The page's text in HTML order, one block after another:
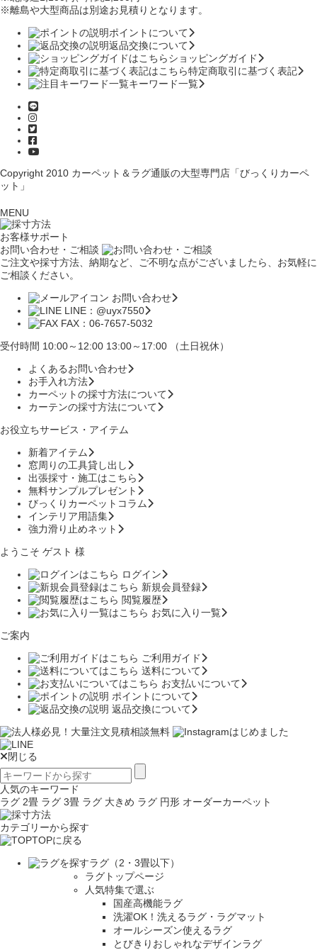
※離島や大型商品は別途お見積りとなります。
ポイントについて
返品交換について
ショッピングガイド
特定商取引に基づく表記
キーワード一覧
Copyright 2010 カーペット＆ラグ通販の大型専門店「びっくりカーペ
ット」
MENU
お客様サポート
お問い合わせ・ご相談
ご注文や採寸方法、納期など、ご不明な点がございましたら、お気軽に
ご相談ください。
お問い合わせ
LINE：@uyx7550
FAX：06-7657-5032
受付時間 10:00～12:00 13:00～17:00 （土日祝休）
よくあるお問い合わせ
お手入れ方法
カーペットの採寸方法について
カーテンの採寸方法について
お役立ちサービス・アイテム
新着アイテム
窓周りの工具貸し出し
出張採寸・施工はこちら
無料サンプルプレゼント
びっくりカーペットコラム
インテリア用語集
強力滑り止めネット
ようこそ ゲスト 様
ログイン
新規会員登録
閲覧履歴
お気に入り一覧
ご案内
ご利用ガイド
送料について
お支払いについて
ポイントについて
返品交換について
閉じる
人気のキーワード
ラグ 2畳 ラグ 3畳 ラグ 大きめ ラグ 円形 オーダーカーペット
カテゴリーから探す
TOPに戻る
ラグ（2・3畳以下）
ラグトップページ
人気特集で選ぶ
国産高機能ラグ
洗濯OK！洗えるラグ・ラグマット
オールシーズン使えるラグ
とびきりおしゃれなデザインラグ